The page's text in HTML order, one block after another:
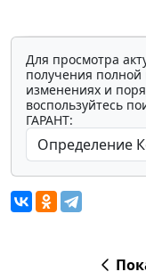
Для просмотра
получения
изменениях и
воспользуйтесь
ГАРАНТ: